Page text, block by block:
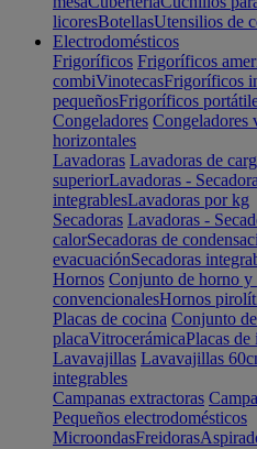
licoresBotellasUtensilios de
Electrodomésticos
Frigoríficos Frigoríficos
combiVinotecasFrigoríficos
pequeñosFrigoríficos
Congeladores Congeladores
horizontales
Lavadoras Lavadoras de
superiorLavadoras -
integrablesLavadoras por kg
Secadoras Lavadoras -
calorSecadoras de
evacuaciónSecadoras
Hornos Conjunto de horno y
convencionalesHornos
Placas de cocina Conjunto
placaVitrocerámicaPlacas
Lavavajillas Lavavajillas
integrables
Campanas extractoras
Pequeños electrodomésticos
MicroondasFreidoras